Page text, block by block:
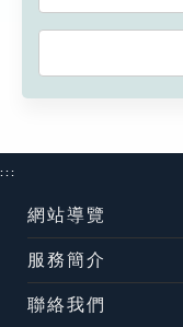
:::
網站導覽
服務簡介
聯絡我們